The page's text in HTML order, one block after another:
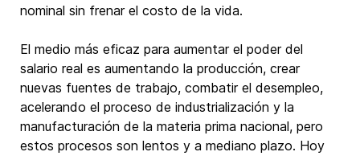
nominal sin frenar el costo de la vida.
El medio más eficaz para aumentar el poder del
salario real es aumentando la producción, crear
nuevas fuentes de trabajo, combatir el desempleo,
acelerando el proceso de industrialización y la
manufacturación de la materia prima nacional, pero
estos procesos son lentos y a mediano plazo. Hoy